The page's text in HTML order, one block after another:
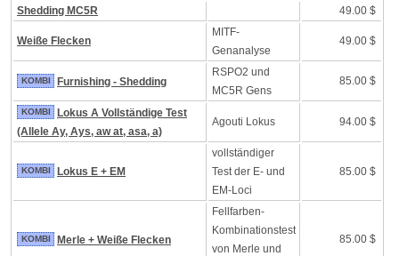
Shedding MC5R 49.00 $
Weiße Flecken
MITF-
Genanalyse
49.00 $
KOMBI Furnishing - Shedding
RSPO2 und
MC5R Gens
85.00 $
KOMBI
Lokus A Vollständige Test
(Allele Ay, Ays, aw at, asa, a)
Agouti Lokus 94.00 $
KOMBI Lokus E + EM
vollständiger
Test der E- und
EM-Loci
85.00 $
KOMBI Merle + Weiße Flecken
Fellfarben-
Kombinationstest
von Merle und
85.00 $